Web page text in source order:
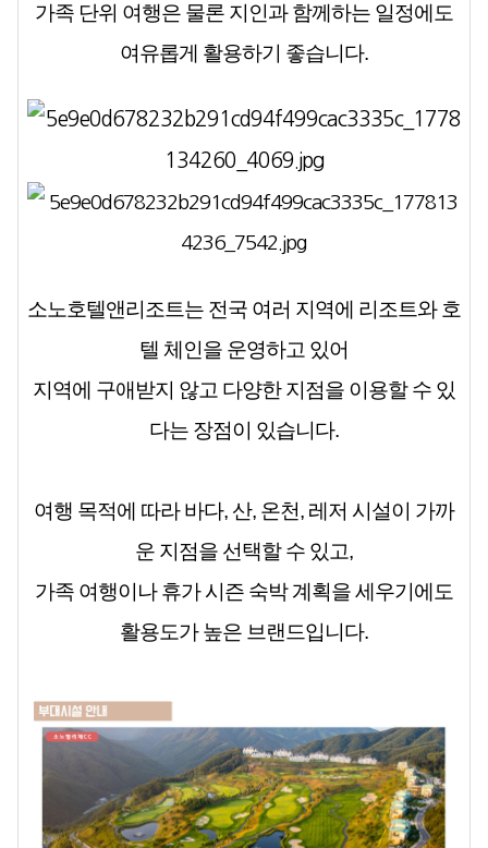
가족 단위 여행은 물론 지인과 함께하는 일정에도
여유롭게 활용하기 좋습니다.
소노호텔앤리조트는 전국 여러 지역에 리조트와 호
텔 체인을 운영하고 있어
지역에 구애받지 않고 다양한 지점을 이용할 수 있
다는 장점이 있습니다.
여행 목적에 따라 바다, 산, 온천, 레저 시설이 가까
운 지점을 선택할 수 있고,
가족 여행이나 휴가 시즌 숙박 계획을 세우기에도
활용도가 높은 브랜드입니다.